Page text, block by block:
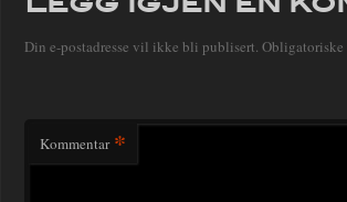
Din e-postadresse vil ikke bli publisert. Obligatoriske
Kommentar *